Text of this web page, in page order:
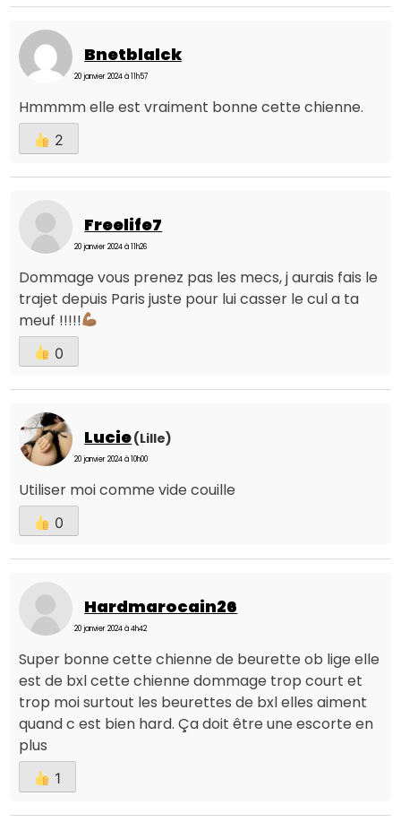
Bnetblalck
20 janvier 2024 à 11h57
Hmmmm elle est vraiment bonne cette chienne.
2
Freelife7
20 janvier 2024 à 11h26
Dommage vous prenez pas les mecs, j aurais fais le
trajet depuis Paris juste pour lui casser le cul a ta
meuf !!!!!
0
Lucie(Lille)
20 janvier 2024 à 10h00
Utiliser moi comme vide couille
0
Hardmarocain26
20 janvier 2024 à 4h42
Super bonne cette chienne de beurette ob lige elle
est de bxl cette chienne dommage trop court et
trop moi surtout les beurettes de bxl elles aiment
quand c est bien hard. Ça doit être une escorte en
plus
1